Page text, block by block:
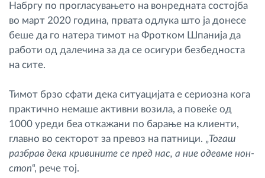
Набргу по прогласувањето на вонредната состојба
во март 2020 година, првата одлука што ја донесе
беше да го натера тимот на Фротком Шпанија да
работи од далечина за да се осигури безбедноста
на сите.
Тимот брзо сфати дека ситуацијата е сериозна кога
практично немаше активни возила, а повеќе од
1000 уреди беа откажани по барање на клиенти,
главно во секторот за превоз на патници. „Тогаш
разбрав дека кривините се пред нас, а ние одевме нон-
стоп“, рече тој.